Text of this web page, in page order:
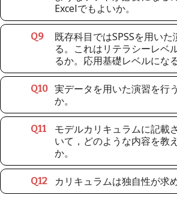
Excelでもよいか。
Q9
既存科目ではSPSSを用い
る。これはリテラシーレベ
るか。応用基礎レベルになる
Q10 実データを用いた演習を行
か。
Q11
モデルカリキュラムに記載
いて，どのような内容を教
か。
Q12 カリキュラムは独自性が求